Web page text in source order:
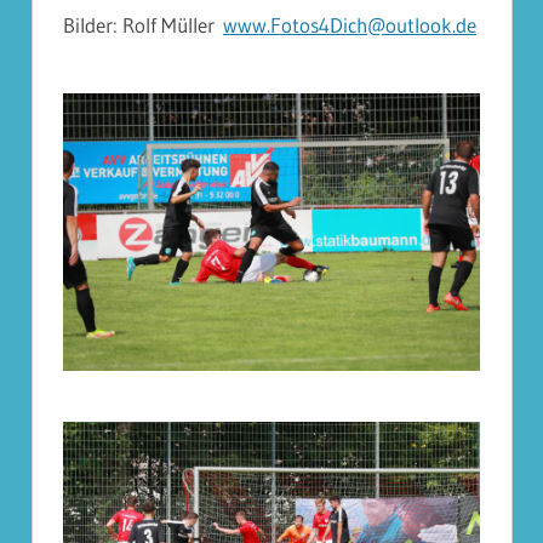
Bilder: Rolf Müller www.Fotos4Dich@outlook.de